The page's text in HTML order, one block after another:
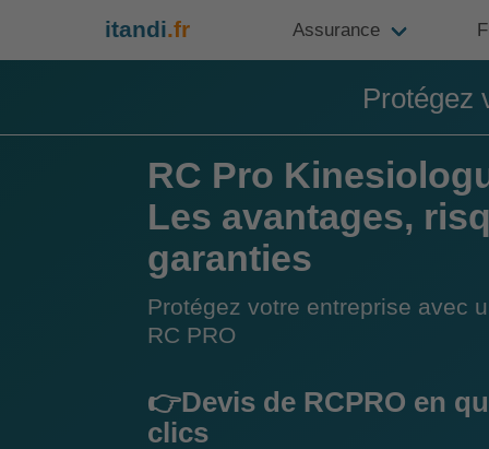
itandi.fr Assurance
Protégez
RC Pro
Les avantages,
garanties
Protégez votre entreprise avec
RC PRO
👉Devis de RCPRO en
clics